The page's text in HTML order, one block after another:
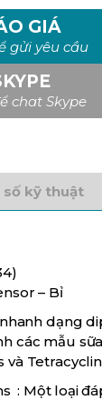
GIÁ
gửi yêu cầu
chat Skype
số kỹ thuật
– Bỉ
dạng
các mẫu
: Một loại